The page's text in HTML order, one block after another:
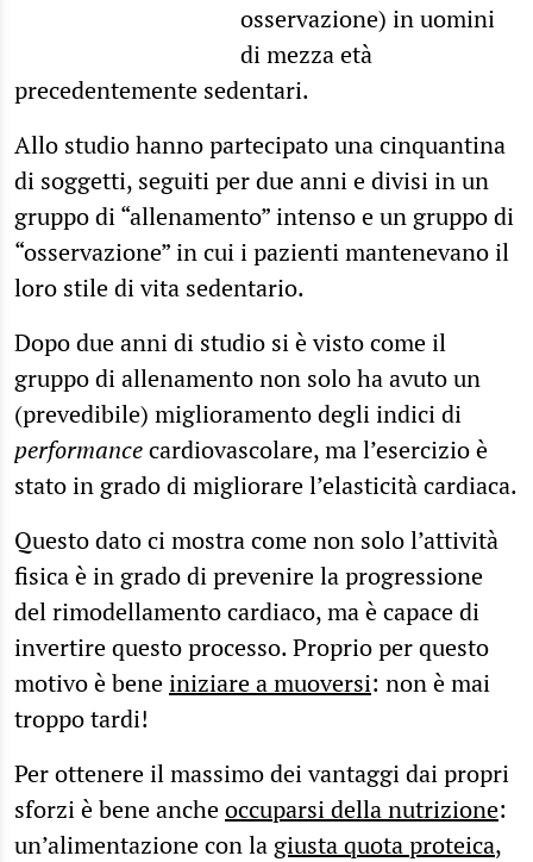
osservazione) in uomini
di mezza età
precedentemente sedentari.
Allo studio hanno partecipato una cinquantina
di soggetti, seguiti per due anni e divisi in un
gruppo di “allenamento” intenso e un gruppo di
“osservazione” in cui i pazienti mantenevano il
loro stile di vita sedentario.
Dopo due anni di studio si è visto come il
gruppo di allenamento non solo ha avuto un
(prevedibile) miglioramento degli indici di
performancecardiovascolare, ma l’esercizio è
stato in grado di migliorare l’elasticità cardiaca.
Questo dato ci mostra come non solo l’attività
fisica è in grado di prevenire la progressione
del rimodellamento cardiaco, ma è capace di
invertire questo processo. Proprio per questo
motivo è beneiniziare a muoversi: non è mai
troppo tardi!
Per ottenere il massimo dei vantaggi dai propri
sforzi è bene ancheoccuparsi della nutrizione:
un’alimentazione con la giusta quota proteica,